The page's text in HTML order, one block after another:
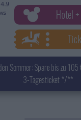
Hotel
Sommer: Spare bis zu
3-Tagesticket */**